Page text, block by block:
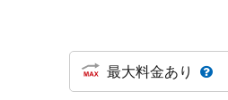
最大料金あり